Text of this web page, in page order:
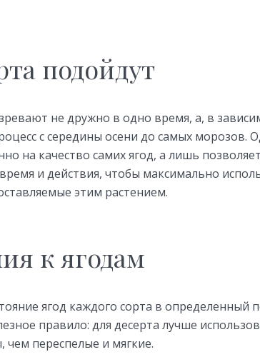
подойдут
не дружно в одно время, а, в
с середины осени до самых морозов.
на качество самих ягод, а лишь
и действия, чтобы максимально
этим растением.
к ягодам
ягод каждого сорта в определенный
правило: для десерта лучше
переспелые и мягкие.